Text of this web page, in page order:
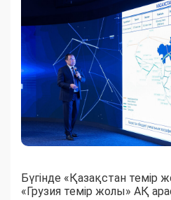
Бүгінде «Қазақстан темір
«Грузия темір жолы» АҚ